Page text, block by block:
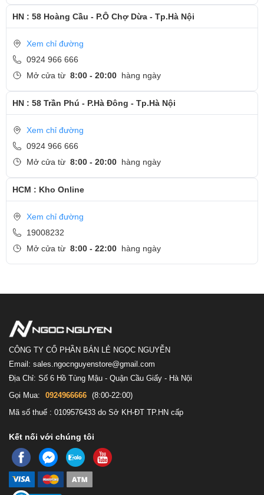
Màn hình sống động sắc nét
Màn hình của Lenovo ThinkBook 14 G8 có kích thước 14 inch, độ
phân giải 2K+ sắc nét, cho hình ảnh sống động như thật với màu
sắc, độ tương phản chính xác. Viền màn hình siêu mỏng giúp bạn
hoàn toàn tập trung vào nội dung trước mắt. Hơn nữa, màn hình
này còn có công nghệ lọc ánh sáng xanh bảo vệ mắt đã được
chứng nhận bởi TUV Rheinland, giúp bạn làm việc thoải mái dù
Tối ưu cho khả năng làm việc từ xa
Những cuộc họp video đang là điều không còn xa lạ hiện nay, khi
bạn vẫn có thể tham gia họp mà không cần phải mất thời gian di
chuyển đến phòng họp, đồng thời tạo kết nối từ xa trong công việc.
Lenovo ThinkBook 14 G8 hiểu điều đó và đã xây dựng hệ thống
webcam HD sắc nét, âm thanh trung thực cùng micro chống ồn.
Bạn sẽ có được chất lượng cuộc gọi tối ưu nhất để công việc hoàn
toàn trôi chảy.
HN : 58 Hoàng Cầu - P.Ô Chợ Dừa - Tp.Hà Nội
Xem chỉ đường
0924 966 666
Mở cửa từ 8:00 - 20:00 hàng ngày
HN : 58 Trần Phú - P.Hà Đông - Tp.Hà Nội
Xem chỉ đường
0924 966 666
Mở cửa từ 8:00 - 20:00 hàng ngày
HCM : Kho Online
Xem chỉ đường
19008232
Mở cửa từ 8:00 - 22:00 hàng ngày
CÔNG TY CỔ PHẦN BÁN LẺ NGỌC NGUYỄN
Email: sales.ngocnguyenstore@gmail.com
Địa Chỉ: Số 6 Hồ Tùng Mậu - Quận Cầu Giấy - Hà Nội
Gọi Mua:
0924966666 (8:00-22:00)
Mã số thuế : 0109576433 do Sở KH-ĐT TP.HN cấp
Kết nối với chúng tôi